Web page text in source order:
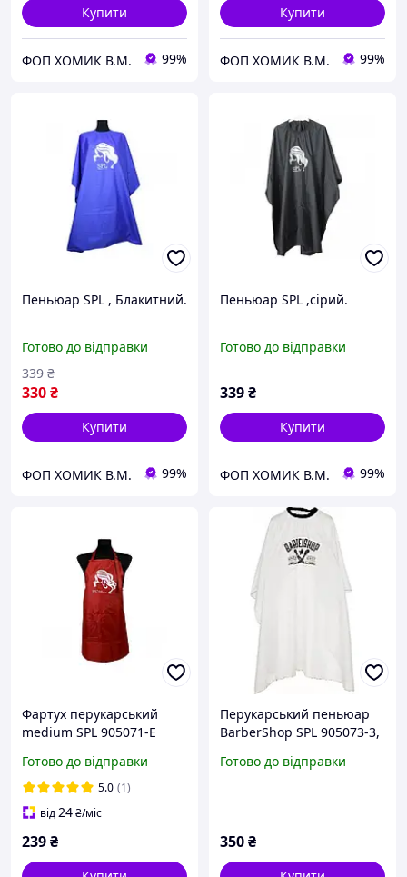
Купити
ФОП ХОМИК В.М. 99%
Купити
ФОП ХОМИК В.М. 99%
Пеньюар SPL , Блакитний.
Готово до відправки
330₴
339 ₴
Купити
ФОП ХОМИК В.М. 99%
Пеньюар SPL ,сірий.
Готово до відправки
339₴
Купити
ФОП ХОМИК В.М. 99%
Фартух перукарський
medium SPL 905071-E
Готово до відправки
5.0 (1)
від24₴/міс
239₴
Перукарський пеньюар
BarberShop SPL 905073-3,
Готово до відправки
350₴